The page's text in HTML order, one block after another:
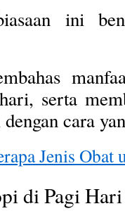
ini
serta
cara
Jenis Obat
di Pagi Hari